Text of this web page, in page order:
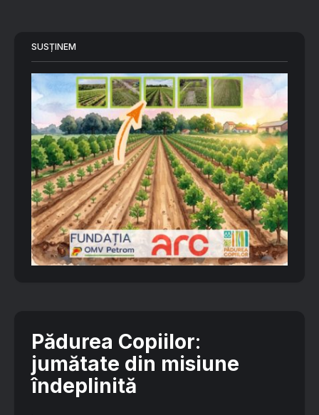
SUSȚINEM
Pădurea Copiilor:
jumătate din misiune
îndeplinită